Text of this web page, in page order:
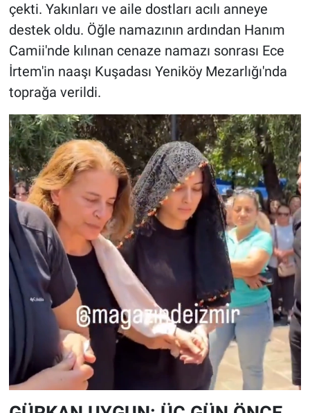
çekti. Yakınları ve aile dostları acılı anneye
destek oldu. Öğle namazının ardından Hanım
Camii'nde kılınan cenaze namazı sonrası Ece
İrtem'in naaşı Kuşadası Yeniköy Mezarlığı'nda
toprağa verildi.